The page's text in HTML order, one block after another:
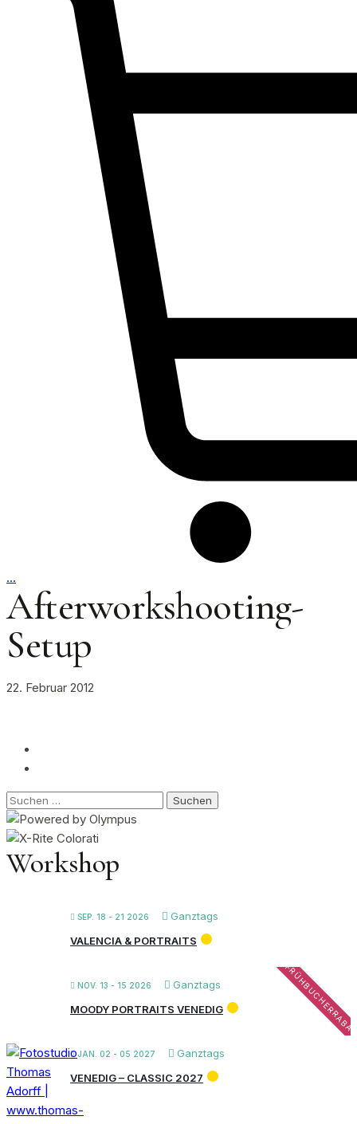
…
Afterworkshooting-
Setup
22. Februar 2012
Suchen
nach:
Workshop
SEP. 18 - 21 2026
Ganztags
VALENCIA & PORTRAITS
NOV. 13 - 15 2026 Ganztags
MOODY PORTRAITS VENEDIG
JAN. 02 - 05 2027
Ganztags
VENEDIG – CLASSIC 2027